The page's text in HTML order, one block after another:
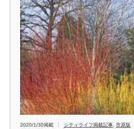
2020/1/30掲載 シティライフ掲載記事 市原版